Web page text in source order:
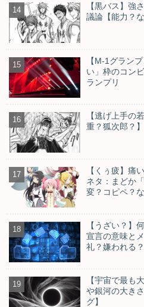
【黒バス】強
議論【能力？な
【M-1グラン
い」枠のコン
ランプリ
【逃げ上手の
重？狐次郎？】
【くぅ疲】痛
ネタ：まどか
変？コピペ？な
【うざい？】
宣言の意味と
礼？嫌われる？
【宇宙で最も
や銀河の大き
グ】